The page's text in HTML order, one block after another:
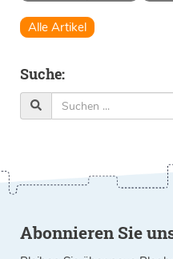
Alle Artikel
Suche:
Abonnieren Sie